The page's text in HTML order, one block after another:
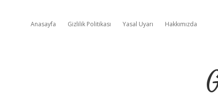
Anasayfa Gizlilik Politikası Yasal Uyarı Hakkımızda